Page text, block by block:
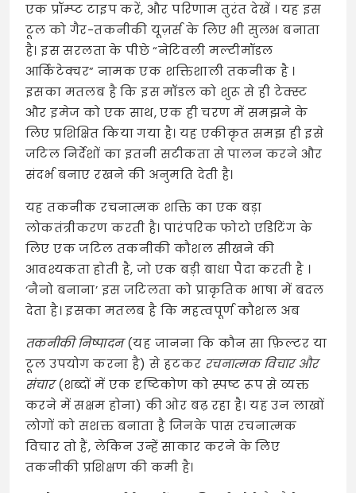
एक प्रॉम्प्ट टाइप करें, और परिणाम तुरंत देखें । यह इस
टूल को गैर-तकनीकी यूज़र्स के लिए भी सुलभ बनाता
है। इस सरलता के पीछे “नेटिवली मल्टीमॉडल
आर्किटेक्चर” नामक एक शक्तिशाली तकनीक है ।
इसका मतलब है कि इस मॉडल को शुरू से ही टेक्स्ट
और इमेज को एक साथ, एक ही चरण में समझने के
लिए प्रशिक्षित किया गया है। यह एकीकृत समझ ही इसे
जटिल निर्देशों का इतनी सटीकता से पालन करने और
संदर्भ बनाए रखने की अनुमति देती है।
यह तकनीक रचनात्मक शक्ति का एक बड़ा
लोकतंत्रीकरण करती है। पारंपरिक फोटो एडिटिंग के
लिए एक जटिल तकनीकी कौशल सीखने की
आवश्यकता होती है, जो एक बड़ी बाधा पैदा करती है ।
‘नैनो बनाना’ इस जटिलता को प्राकृतिक भाषा में बदल
देता है। इसका मतलब है कि महत्वपूर्ण कौशल अब
तकनीकी निष्पादन(यह जानना कि कौन सा फ़िल्टर या
टूल उपयोग करना है) से हटकर रचनात्मक विचार और
संचार(शब्दों में एक दृष्टिकोण को स्पष्ट रूप से व्यक्त
करने में सक्षम होना) की ओर बढ़ रहा है। यह उन लाखों
लोगों को सशक्त बनाता है जिनके पास रचनात्मक
विचार तो हैं, लेकिन उन्हें साकार करने के लिए
तकनीकी प्रशिक्षण की कमी है।